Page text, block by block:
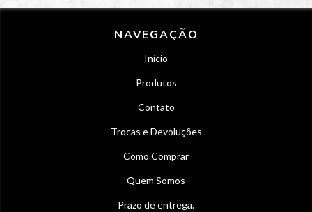
NAVEGAÇÃO
Início
Produtos
Contato
Trocas e Devoluções
Como Comprar
Quem Somos
Prazo de entrega.